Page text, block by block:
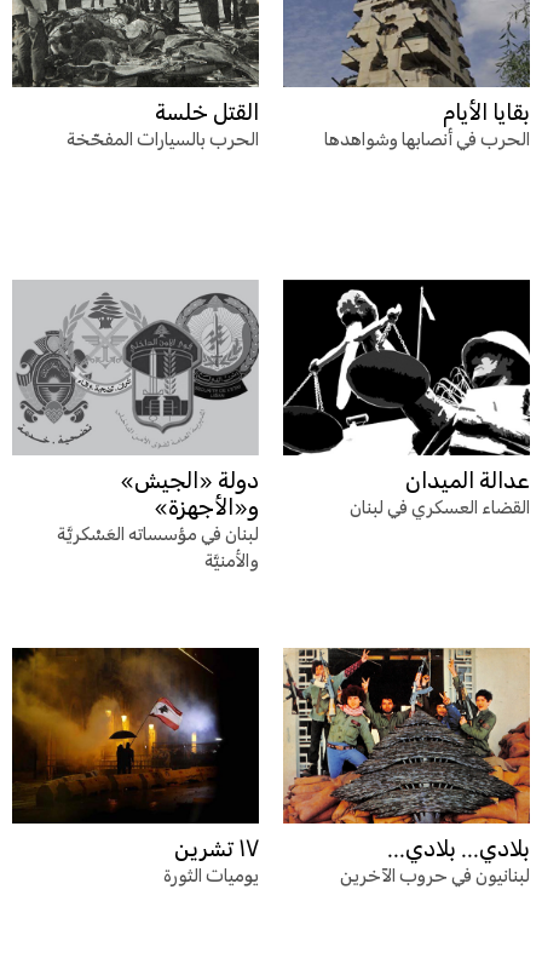
بقايا الأيام
الحرب في أنصابها وشواهدها
القتل خلسة
الحرب بالسيارات المفخّخة
عدالة الميدان
القضاء العسكري في لبنان
دولة «الجيش»
و«الأجهزة»
لبنان في مؤسساته العَسْكريَّة
والأمنيَّة
بلادي... بلادي...
لبنانيون في حروب الآخرين
١٧ تشرين
يوميات الثورة